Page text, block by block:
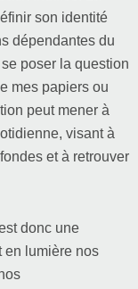
son identité
dépendantes du
poser la question
mes papiers ou
peut mener à
visant à
et à retrouver
donc une
en lumière nos